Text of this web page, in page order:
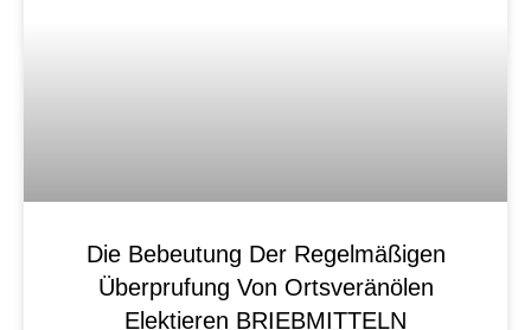
Die Bebeutung Der Regelmäßigen
Überprufung Von Ortsveränölen
Elektieren BRIEBMITTELN